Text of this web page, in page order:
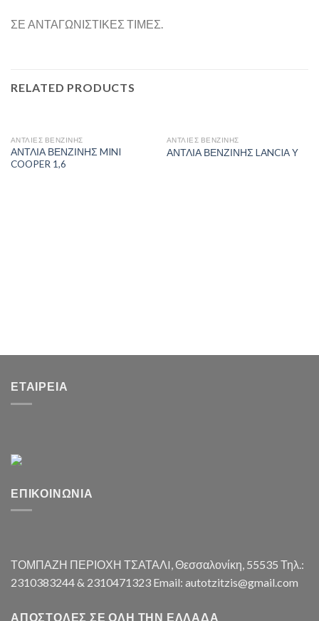
ΣΕ ΑΝΤΑΓΩΝΙΣΤΙΚΕΣ ΤΙΜΕΣ.
RELATED PRODUCTS
ΑΝΤΛΙΕΣ ΒΕΝΖΙΝΗΣ
ΑΝΤΛΙΑ ΒΕΝΖΙΝΗΣ MINI
COOPER 1,6
ΑΝΤΛΙΕΣ ΒΕΝΖΙΝΗΣ
ΑΝΤΛΙΑ ΒΕΝΖΙΝΗΣ LANCIA Y
ΕΤΑΙΡΕΊΑ
ΕΠΙΚΟΙΝΩΝΊΑ
ΤΟΜΠΑΖΗ ΠΕΡΙΟΧΗ ΤΣΑΤΑΛI, Θεσσαλονίκη, 55535 Τηλ.:
2310383244 & 2310471323 Email: autotzitzis@gmail.com
ΑΠΟΣΤΟΛΈΣ ΣΕ ΌΛΗ ΤΗΝ ΕΛΛΆΔΑ